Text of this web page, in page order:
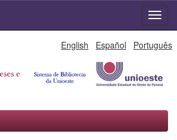
English Español Português